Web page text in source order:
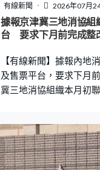
有線新聞 2026年07月
據報京津冀三地消協組
台 要求下月前完成整
【有線新聞】據報內地
及售票平台，要求下月
冀三地消協組織本月初
改。消協組織提出四項
知、保障旅客知情權；
權；細化賠付配套服務